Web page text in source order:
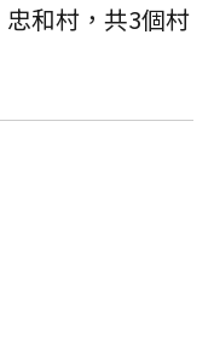
和村，共3個村